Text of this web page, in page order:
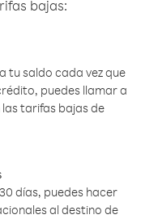
bajas:
tu saldo cada vez que
puedes llamar a
tarifas bajas de
días, puedes hacer
al destino de